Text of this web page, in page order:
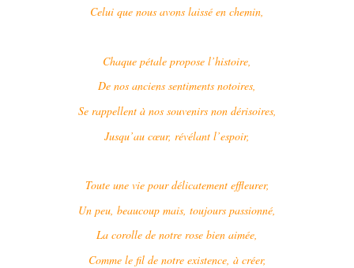
Celui que nous avons laissé en chemin,
Chaque pétale propose l’histoire,
De nos anciens sentiments notoires,
Se rappellent à nos souvenirs non dérisoires,
Jusqu’au cœur, révélant l’espoir,
Toute une vie pour délicatement effleurer,
Un peu, beaucoup mais, toujours passionné,
La corolle de notre rose bien aimée,
Comme le fil de notre existence, à créer,